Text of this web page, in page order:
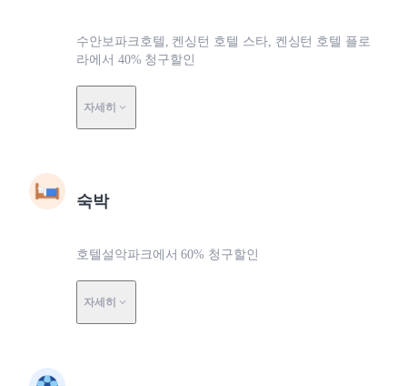
수안보파크호텔, 켄싱턴 호텔 스타, 켄싱턴 호텔 플로
라에서 40% 청구할인
자세히
숙박
호텔설악파크에서 60% 청구할인
자세히